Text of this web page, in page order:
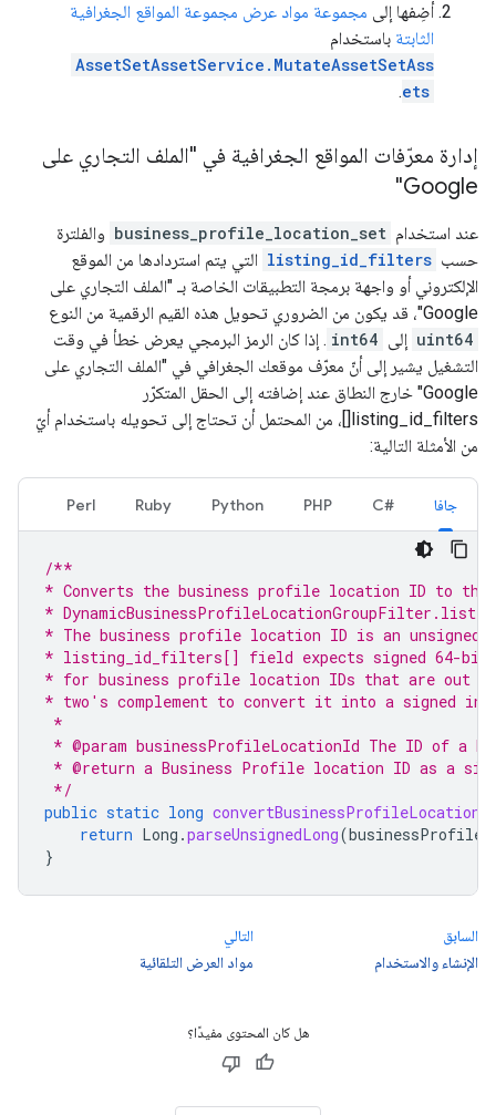
أضِفها إلى مجموعة مواد عرض مجموعة المواقع الجغرافية
الثابتة باستخدام
AssetSetAssetService.MutateAssetSetAss
ets
.
إدارة معرّفات المواقع الجغرافية في "الملف التجاري على
Google"
عند استخدام business_profile_location_set والفلترة
حسب listing_id_filters التي يتم استردادها من الموقع
الإلكتروني أو واجهة برمجة التطبيقات الخاصة بـ "الملف التجاري على
Google"، قد يكون من الضروري تحويل هذه القيم الرقمية من النوع
uint64 إلى int64 . إذا كان الرمز البرمجي يعرض خطأ في وقت
التشغيل يشير إلى أنّ معرّف موقعك الجغرافي في "الملف التجاري على
Google" خارج النطاق عند إضافته إلى الحقل المتكرّر
listing_id_filters[]، من المحتمل أن تحتاج إلى تحويله باستخدام أيّ
من الأمثلة التالية:
جافا #C
PHP
Python
Ruby
Perl
/**
* Converts the business profile location ID to the
*
* The business profile location ID is an
* listing_id_filters[] field expects signed 64-bit
* for business profile location IDs that are out of
* two's complement to convert it into a signed
*
* @param businessProfileLocationId The ID of a
* @return a Business Profile location ID as a
*/
public static long
return Long .parseUnsignedLong(
}
السابق
الإنشاء والاستخدام
التالي
مواد العرض التلقائية
هل كان المحتوى مفيدًا؟